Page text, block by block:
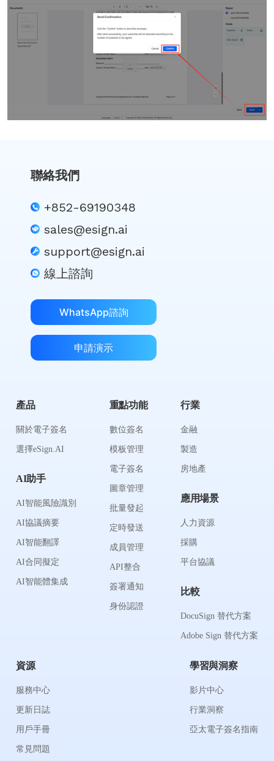
聯絡我們
+852-69190348
sales@esign.ai
support@esign.ai
線上諮詢
WhatsApp諮詢
申請演示
產品
關於電子簽名
選擇eSign.AI
AI助手
AI智能風險識別
AI協議摘要
AI智能翻譯
AI合同擬定
AI智能體集成
重點功能
數位簽名
模板管理
電子簽名
圖章管理
批量發起
定時發送
成員管理
API整合
簽署通知
身份認證
行業
金融
製造
房地產
應用場景
人力資源
採購
平台協議
比較
DocuSign 替代方案
Adobe Sign 替代方案
資源
服務中心
更新日誌
用戶手冊
常見問題
學習與洞察
影片中心
行業洞察
亞太電子簽名指南